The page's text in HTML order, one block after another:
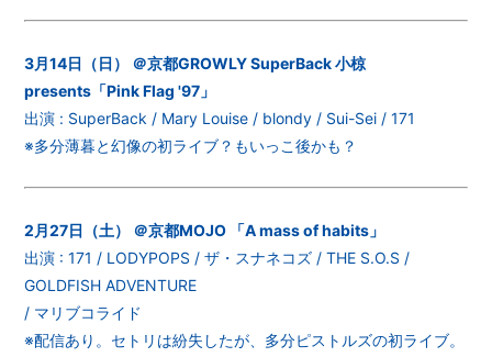
3月14日（日） ＠京都GROWLY SuperBack 小椋
presents「Pink Flag '97」
出演 : SuperBack / Mary Louise / blondy / Sui-Sei / 171
※多分薄暮と幻像の初ライブ？もいっこ後かも？
2月27日（土） ＠京都MOJO 「A mass of habits」
出演 : 171 / LODYPOPS / ザ・スナネコズ / THE S.O.S /
GOLDFISH ADVENTURE
/ マリブコライド
※配信あり。セトリは紛失したが、多分ピストルズの初ライブ。